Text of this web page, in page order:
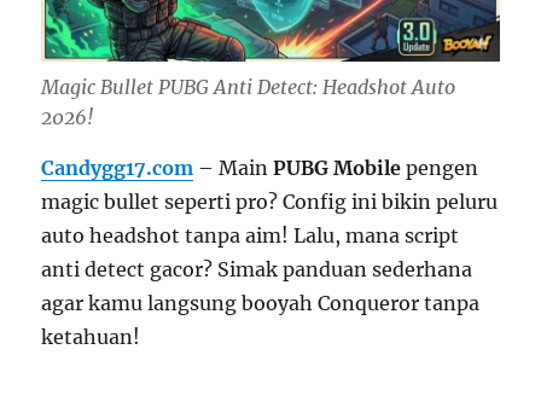
Magic Bullet PUBG Anti Detect: Headshot Auto
2026!
Candygg17.com – MainPUBG Mobile pengen
magic bullet seperti pro? Config ini bikin peluru
auto headshot tanpa aim! Lalu, mana script
anti detect gacor? Simak panduan sederhana
agar kamu langsung booyah Conqueror tanpa
ketahuan!